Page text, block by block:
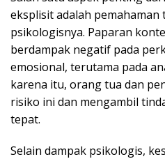
eksplisit adalah pemahaman
psikologisnya. Paparan
berdampak negatif pada
emosional, terutama pada
karena itu, orang tua dan
risiko ini dan mengambil
tepat.
Selain dampak psikologis,